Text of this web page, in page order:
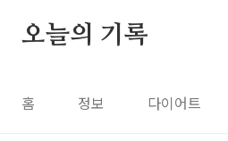
오늘의 기록
홈 정보 다이어트